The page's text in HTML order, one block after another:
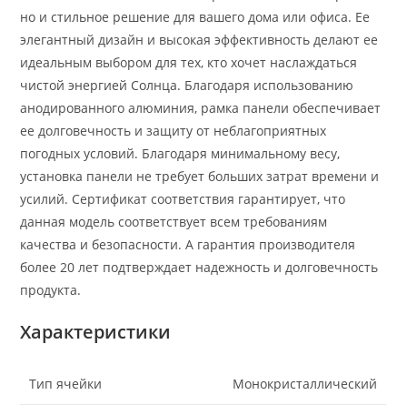
но и стильное решение для вашего дома или офиса. Ее
элегантный дизайн и высокая эффективность делают ее
идеальным выбором для тех, кто хочет наслаждаться
чистой энергией Солнца. Благодаря использованию
анодированного алюминия, рамка панели обеспечивает
ее долговечность и защиту от неблагоприятных
погодных условий. Благодаря минимальному весу,
установка панели не требует больших затрат времени и
усилий. Сертификат соответствия гарантирует, что
данная модель соответствует всем требованиям
качества и безопасности. А гарантия производителя
более 20 лет подтверждает надежность и долговечность
продукта.
Характеристики
Тип ячейки Монокристаллический